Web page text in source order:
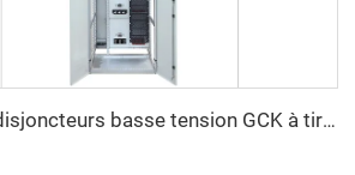
Armoire à disjoncteurs basse tension GCK à tiroirs